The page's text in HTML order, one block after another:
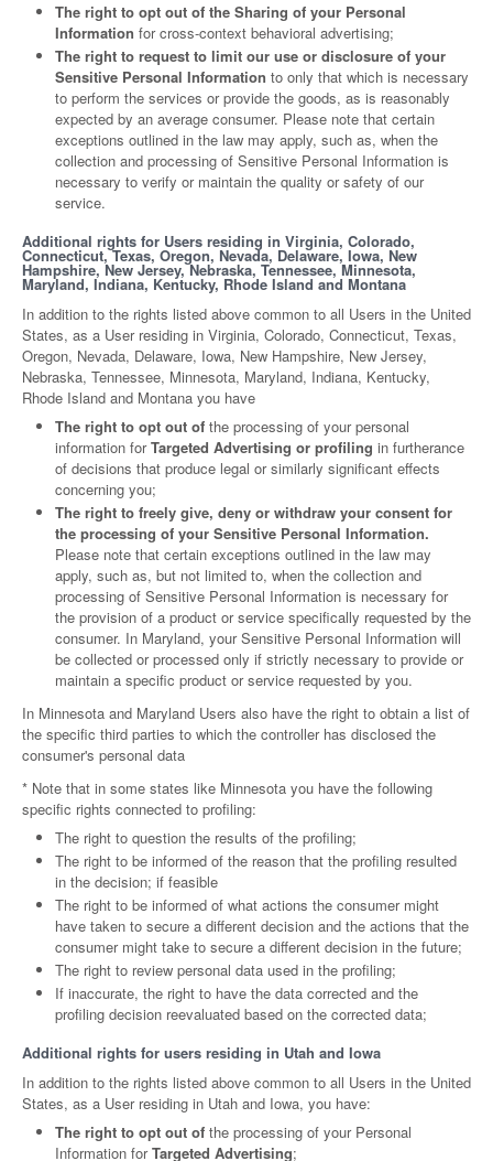
The right to opt out of the Sharing of your Personal
Information for cross-context behavioral advertising;
The right to request to limit our use or disclosure of your
Sensitive Personal Information to only that which is necessary
to perform the services or provide the goods, as is reasonably
expected by an average consumer. Please note that certain
exceptions outlined in the law may apply, such as, when the
collection and processing of Sensitive Personal Information is
necessary to verify or maintain the quality or safety of our
service.
Additional rights for Users residing in Virginia, Colorado,
Connecticut, Texas, Oregon, Nevada, Delaware, Iowa, New
Hampshire, New Jersey, Nebraska, Tennessee, Minnesota,
Maryland, Indiana, Kentucky, Rhode Island and Montana
In addition to the rights listed above common to all Users in the United
States, as a User residing in Virginia, Colorado, Connecticut, Texas,
Oregon, Nevada, Delaware, Iowa, New Hampshire, New Jersey,
Nebraska, Tennessee, Minnesota, Maryland, Indiana, Kentucky,
Rhode Island and Montana you have
The right to opt out of the processing of your personal
information forTargeted Advertising or profiling in furtherance
of decisions that produce legal or similarly significant effects
concerning you;
The right to freely give, deny or withdraw your consent for
the processing of your Sensitive Personal Information.
Please note that certain exceptions outlined in the law may
apply, such as, but not limited to, when the collection and
processing of Sensitive Personal Information is necessary for
the provision of a product or service specifically requested by the
consumer. In Maryland, your Sensitive Personal Information will
be collected or processed only if strictly necessary to provide or
maintain a specific product or service requested by you.
In Minnesota and Maryland Users also have the right to obtain a list of
the specific third parties to which the controller has disclosed the
consumer's personal data
* Note that in some states like Minnesota you have the following
specific rights connected to profiling:
The right to question the results of the profiling;
The right to be informed of the reason that the profiling resulted
in the decision; if feasible
The right to be informed of what actions the consumer might
have taken to secure a different decision and the actions that the
consumer might take to secure a different decision in the future;
The right to review personal data used in the profiling;
If inaccurate, the right to have the data corrected and the
profiling decision reevaluated based on the corrected data;
Additional rights for users residing in Utah and Iowa
In addition to the rights listed above common to all Users in the United
States, as a User residing in Utah and Iowa, you have:
The right to opt out of the processing of your Personal
Information forTargeted Advertising;